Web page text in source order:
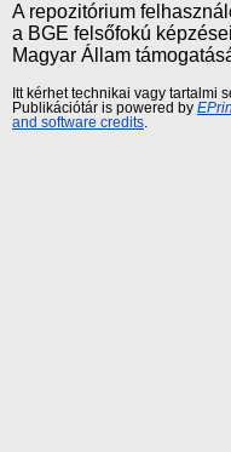
A repozitórium
a BGE felsőfokú
Magyar Állam
Itt kérhet technikai vagy tartalmi
Publikációtár is powered by
and software credits